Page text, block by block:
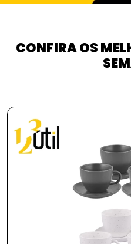
CONFIRA OS